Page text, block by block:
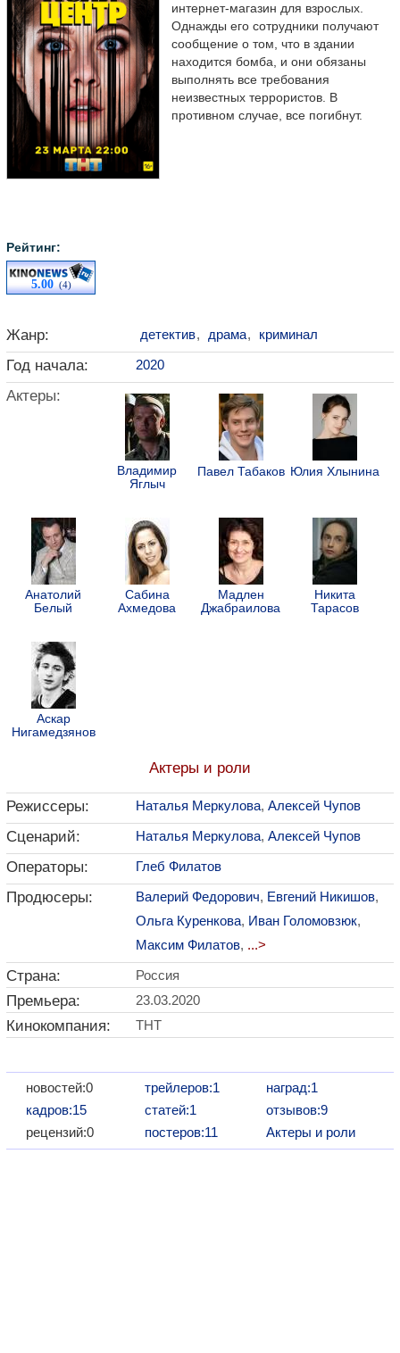
Рейтинг:
5.00(4)
интернет-магазин для взрослых.
Однажды его сотрудники получают
сообщение о том, что в здании
находится бомба, и они обязаны
выполнять все требования
неизвестных террористов. В
противном случае, все погибнут.
Жанр: детектив, драма, криминал
Год начала: 2020
Актеры:
Владимир
Яглыч
Павел Табаков Юлия Хлынина
Анатолий
Белый
Сабина
Ахмедова
Мадлен
Джабраилова
Никита
Тарасов
Аскар
Нигамедзянов
Актеры и роли
Режиссеры: Наталья Меркулова, Алексей Чупов
Сценарий: Наталья Меркулова, Алексей Чупов
Операторы: Глеб Филатов
Продюсеры: Валерий Федорович, Евгений Никишов,
Ольга Куренкова, Иван Голомовзюк,
Максим Филатов, ...>
Страна: Россия
Премьера: 23.03.2020
Кинокомпания: ТНТ
новостей:0
кадров:15
рецензий:0
трейлеров:1
статей:1
постеров:11
наград:1
отзывов:9
Актеры и роли